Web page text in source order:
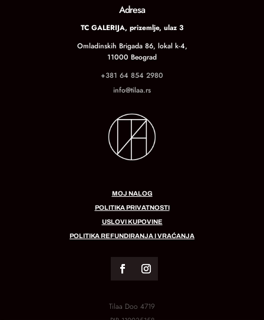
Adresa
TC GALERIJA, prizemlje, ulaz 3
Omladinskih Brigada 86, lokal k-4,
11000 Beograd
+381 64 854 2980
info@tilaa.rs
MOJ NALOG
POLITIKA PRIVATNOSTI
USLOVI KUPOVINE
POLITIKA REFUNDIRANJA I VRAĆANJA
Tilaa Doo 4719